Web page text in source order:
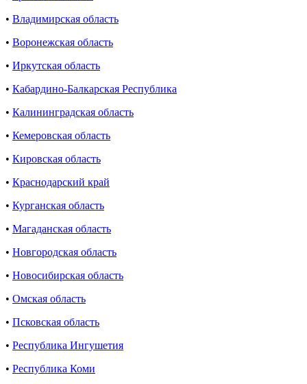
• Владимирская область
• Воронежская область
• Иркутская область
• Кабардино-Балкарская Республика
• Калининградская область
• Кемеровская область
• Кировская область
• Краснодарский край
• Курганская область
• Магаданская область
• Новгородская область
• Новосибирская область
• Омская область
• Псковская область
• Республика Ингушетия
• Республика Коми